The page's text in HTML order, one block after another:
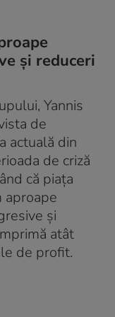
și reduceri
Yannis
de
actuală din
de criză
că piața
aproape
și
atât
de profit.